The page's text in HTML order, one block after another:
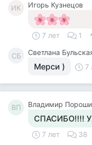
ИК Игорь Кузнецов
7 лет 1
СБ Светлана
Мерси ) 7
ВП Владимир
СПАСИБО!!!!
7 лет 38